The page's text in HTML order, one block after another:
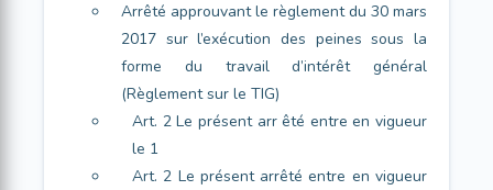
Arrêté approuvant le règlement du 30 mars
2017 sur l’exécution des peines sous la
forme du travail d’intérêt général
(Règlement sur le TIG)
Art. 2 Le présent arr êté entre en vigueur
le 1
Art. 2 Le présent arrêté entre en vigueur